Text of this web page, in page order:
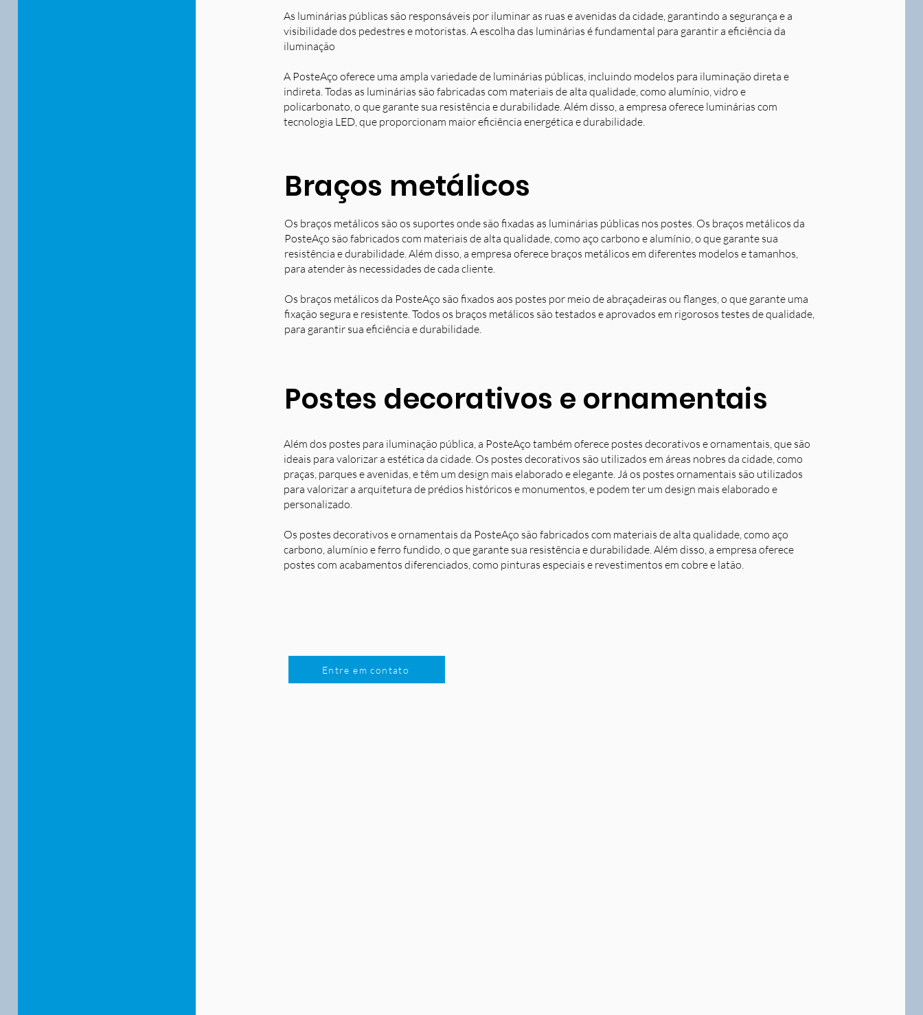
As luminárias públicas são responsáveis por iluminar as ruas e avenidas da cidade, garantindo a segurança e a
visibilidade dos pedestres e motoristas. A escolha das luminárias é fundamental para garantir a eficiência da
iluminação
A PosteAço oferece uma ampla variedade de luminárias públicas, incluindo modelos para iluminação direta e
indireta. Todas as luminárias são fabricadas com materiais de alta qualidade, como alumínio, vidro e
policarbonato, o que garante sua resistência e durabilidade. Além disso, a empresa oferece luminárias com
tecnologia LED, que proporcionam maior eficiência energética e durabilidade.
Braços metálicos
Os braços metálicos são os suportes onde são fixadas as luminárias públicas nos postes. Os braços metálicos da
PosteAço são fabricados com materiais de alta qualidade, como aço carbono e alumínio, o que garante sua
resistência e durabilidade. Além disso, a empresa oferece braços metálicos em diferentes modelos e tamanhos,
para atender às necessidades de cada cliente.
Os braços metálicos da PosteAço são fixados aos postes por meio de abraçadeiras ou flanges, o que garante uma
fixação segura e resistente. Todos os braços metálicos são testados e aprovados em rigorosos testes de qualidade,
para garantir sua eficiência e durabilidade.
Postes decorativos e ornamentais
Além dos postes para iluminação pública, a PosteAço também oferece postes decorativos e ornamentais, que são
ideais para valorizar a estética da cidade. Os postes decorativos são utilizados em áreas nobres da cidade, como
praças, parques e avenidas, e têm um design mais elaborado e elegante. Já os postes ornamentais são utilizados
para valorizar a arquitetura de prédios históricos e monumentos, e podem ter um design mais elaborado e
personalizado.
Os postes decorativos e ornamentais da PosteAço são fabricados com materiais de alta qualidade, como aço
carbono, alumínio e ferro fundido, o que garante sua resistência e durabilidade. Além disso, a empresa oferece
postes com acabamentos diferenciados, como pinturas especiais e revestimentos em cobre e latão.
Entre em contato